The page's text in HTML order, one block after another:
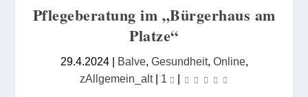
Pflegeberatung im „Bürgerhaus am
Platze“
29.4.2024| Balve, Gesundheit, Online,
zAllgemein_alt| 1 |